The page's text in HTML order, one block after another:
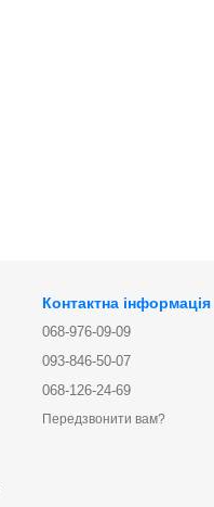
Контактна інформація
068-976-09-09
093-846-50-07
068-126-24-69
Передзвонити вам?